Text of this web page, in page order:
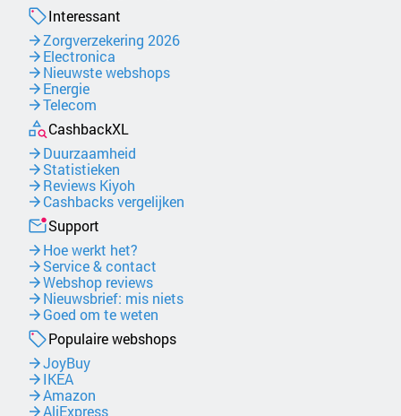
Interessant
Zorgverzekering 2026
Electronica
Nieuwste webshops
Energie
Telecom
CashbackXL
Duurzaamheid
Statistieken
Reviews Kiyoh
Cashbacks vergelijken
Support
Hoe werkt het?
Service & contact
Webshop reviews
Nieuwsbrief: mis niets
Goed om te weten
Populaire webshops
JoyBuy
IKEA
Amazon
AliExpress